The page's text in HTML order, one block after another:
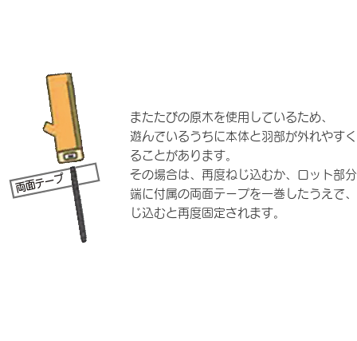
またたびの原木を使用しているため、
遊んでいるうちに本体と羽部が外れやす
ることがあります。
その場合は、再度ねじ込むか、ロット部
端に付属の両面テープを一巻したうえで
じ込むと再度固定されます。